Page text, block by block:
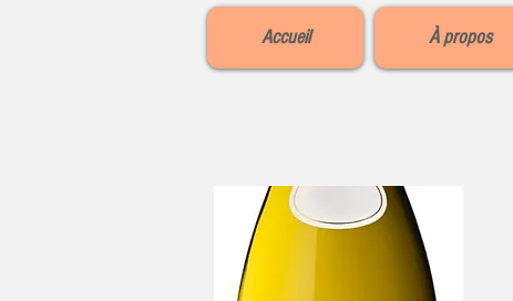
Accueil À propos